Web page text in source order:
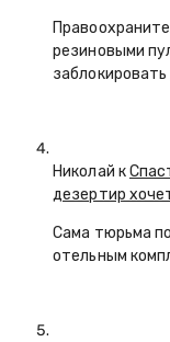
резиновыми
Николай к
дезертир
Сама тюрьма
отельным